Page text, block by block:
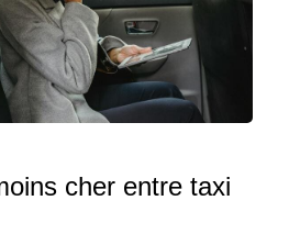
cher entre taxi